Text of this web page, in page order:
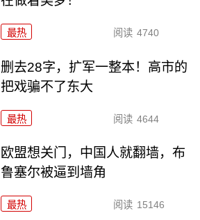
最热 阅读 4740
删去28字，扩军一整本！高市的
把戏骗不了东大
最热 阅读 4644
欧盟想关门，中国人就翻墙，布
鲁塞尔被逼到墙角
最热 阅读 15146